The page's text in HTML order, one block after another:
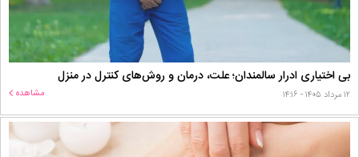
بی اختیاری ادرار سالمندان؛ علت، درمان و روش‌های کنترل در منزل
۱۲ مرداد ۱۴۰۵ - ۱۴:۱۶ مشاهده